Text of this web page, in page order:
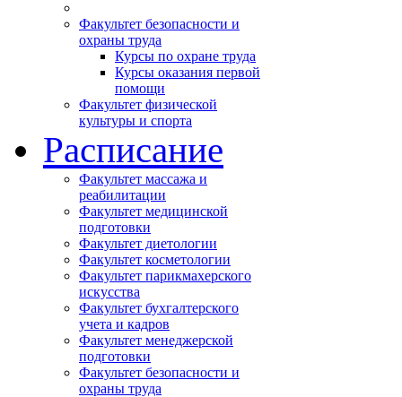
Факультет безопасности и
охраны труда
Курсы по охране труда
Курсы оказания первой
помощи
Факультет физической
культуры и спорта
Расписание
Факультет массажа и
реабилитации
Факультет медицинской
подготовки
Факультет диетологии
Факультет косметологии
Факультет парикмахерского
искусства
Факультет бухгалтерского
учета и кадров
Факультет менеджерской
подготовки
Факультет безопасности и
охраны труда